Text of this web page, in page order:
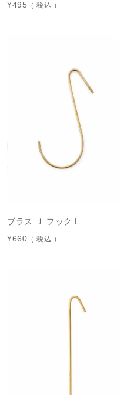
¥495 税込
ブラス Ｊ フック L
¥660 税込